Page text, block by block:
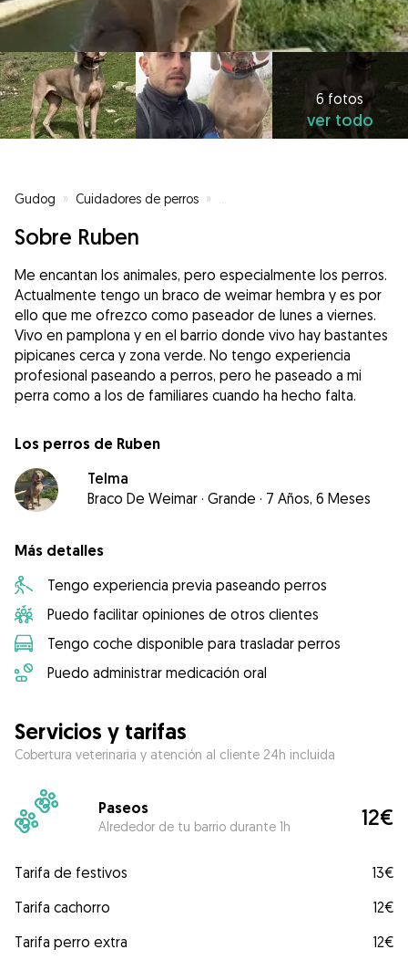
6 fotos
ver todo
Gudog » Cuidadores de perros »
Sobre Ruben
Me encantan los animales, pero especialmente los perros.
Actualmente tengo un braco de weimar hembra y es por
ello que me ofrezco como paseador de lunes a viernes.
Vivo en pamplona y en el barrio donde vivo hay bastantes
pipicanes cerca y zona verde. No tengo experiencia
profesional paseando a perros, pero he paseado a mi
perra como a los de familiares cuando ha hecho falta.
Los perros de Ruben
Telma
Braco De Weimar · Grande · 7 Años, 6 Meses
Más detalles
Tengo experiencia previa paseando perros
Puedo facilitar opiniones de otros clientes
Tengo coche disponible para trasladar perros
Puedo administrar medicación oral
Servicios y tarifas
Cobertura veterinaria y atención al cliente 24h incluida
Paseos
Alrededor de tu barrio durante 1h 12€
Tarifa de festivos
13€
Tarifa cachorro
12€
Tarifa perro extra
12€